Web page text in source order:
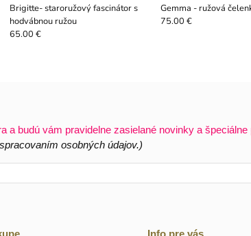
Brigitte- staroružový fascinátor s
hodvábnou ružou
65.00 €
Gemma - ružová
75.00 €
a budú vám pravidelne zasielané novinky a
spracovaním osobných údajov.)